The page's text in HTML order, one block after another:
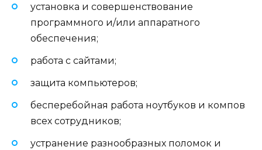
установка и совершенствование
программного и/или аппаратного
обеспечения;
работа с сайтами;
защита компьютеров;
бесперебойная работа ноутбуков и компов
всех сотрудников;
устранение разнообразных поломок и